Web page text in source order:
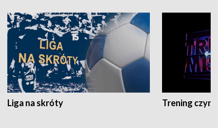
Liga na skróty Trening czyni